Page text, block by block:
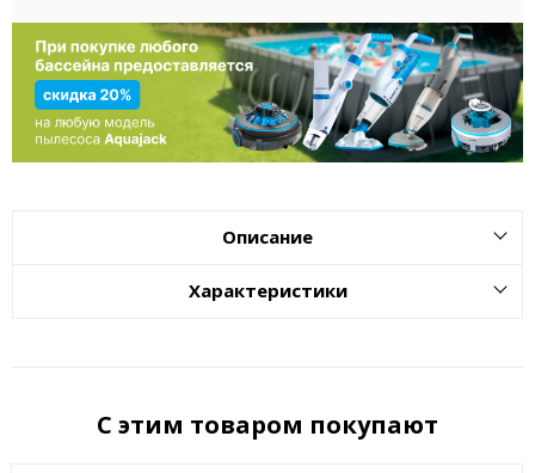
Описание
Характеристики
С этим товаром покупают